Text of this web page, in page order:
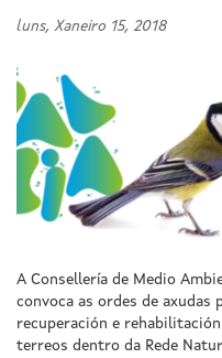
luns, Xaneiro 15, 2018
A Consellería de Medio
convoca as ordes de axudas
recuperación e
terreos dentro da Rede